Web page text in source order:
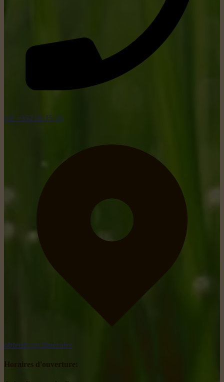
tel: +352 26 15 26
obtenir un itinéraire
Horaires d'ouverture: